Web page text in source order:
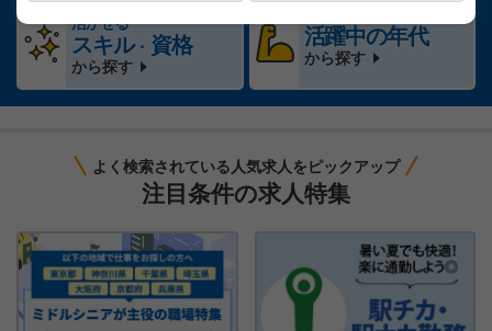
活かせる
スキル・ 資格
から探す
活躍中の年代
から探す
よく検索されている人気求人をピックアップ
注目条件の求人特集